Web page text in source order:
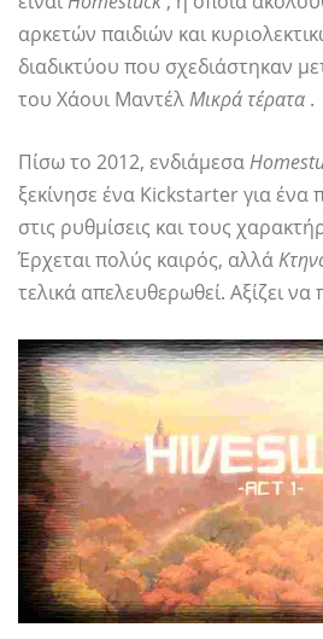
αρκετών παιδιών και
διαδικτύου που σχεδιάστηκαν
του Χάουι ΜαντέλΜικρά τέρατα .
Πίσω το 2012, ενδιάμεσα
ξεκίνησε ένα Kickstarter για ένα
στις ρυθμίσεις και τους
Έρχεται πολύς καιρός, αλλά
τελικά απελευθερωθεί. Αξίζει να